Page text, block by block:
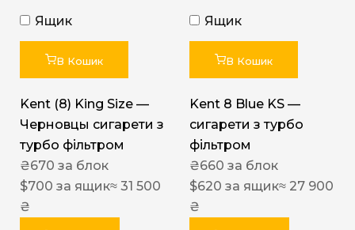
Ящик
В Кошик
Kent (8) King Size —
Черновцы сигарети з
турбо фільтром
₴670 за блок
$700 за ящик≈ 31 500
₴
Ящик
В Кошик
Kent 8 Blue KS —
сигарети з турбо
фільтром
₴660 за блок
$620 за ящик≈ 27 900
₴